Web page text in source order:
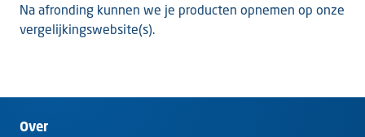
Na afronding kunnen we je producten opnemen op onze
vergelijkingswebsite(s).
Over